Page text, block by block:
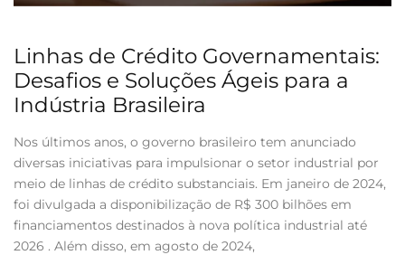
Linhas de Crédito Governamentais:
Desafios e Soluções Ágeis para a
Indústria Brasileira
Nos últimos anos, o governo brasileiro tem anunciado
diversas iniciativas para impulsionar o setor industrial por
meio de linhas de crédito substanciais. Em janeiro de 2024,
foi divulgada a disponibilização de R$ 300 bilhões em
financiamentos destinados à nova política industrial até
2026 . Além disso, em agosto de 2024,